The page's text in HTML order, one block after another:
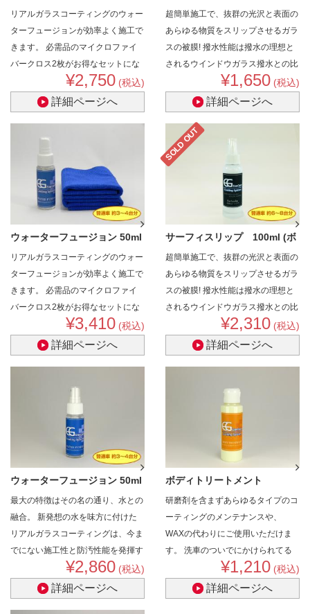
セット (..
リアルガラスコーティングのウォー
ターフュージョンが効率よく施工で
きます。
必需品のマイクロファイ
バークロス2枚がお得なセットにな
¥2,750 (税込)
詳細ページへ
ディ用 超..
超簡単施工で、抜群の光沢と表面の
あらゆる物質をスリップさせるガラ
スの被膜! 撥水性能は撥水の理想と
されるウインドウガラス撥水との比
較でも遜色なく、ボディコーティン
グ最高クラスの超撥水性能を実現!
撥水好きなら誰しも考えた事がある
「ウインドウガラスの撥水コーティ
ングのよう超撥水がボディに施工出
来たら…」、そんな要望にお応えし
¥1,650 (税込)
詳細ページへ
ウォーターフュージョン 50ml
セット (..
リアルガラスコーティングのウォー
ターフュージョンが効率よく施工で
きます。
必需品のマイクロファイ
バークロス2枚がお得なセットにな
¥3,410 (税込)
詳細ページへ
SOLD OUT
サーフィスリップ 100ml (ボ
ディ用 ..
超簡単施工で、抜群の光沢と表面の
あらゆる物質をスリップさせるガラ
スの被膜! 撥水性能は撥水の理想と
されるウインドウガラス撥水との比
較でも遜色なく、ボディコーティン
グ最高クラスの超撥水性能を実現!
撥水好きなら誰しも考えた事がある
ングのよう超撥水がボディに施工出
来たら…」、そんな要望にお応えし
¥2,310 (税込)
詳細ページへ
ウォーターフュージョン 50ml
(ボディ..
最大の特徴はその名の通り、水との
融合。
新発想の水を味方に付けた
リアルガラスコーティングは、今ま
でにない施工性と防汚性能を発揮す
る事を実現しました。
¥2,860 (税込)
詳細ページへ
ボディトリートメント
100ml (ボディ..
研磨剤を含まずあらゆるタイプのコ
ーティングのメンテナンスや、
WAXの代わりにご使用いただけま
す。
洗車のついでにかけられてる
万能リキッドタイプトリートメン
¥1,210 (税込)
詳細ページへ